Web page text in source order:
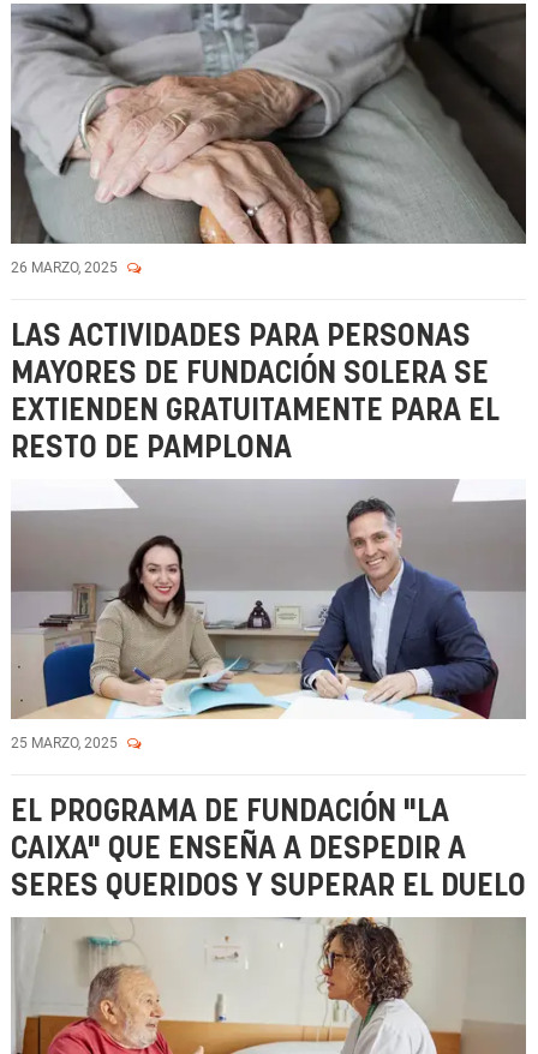
26 MARZO, 2025
LAS ACTIVIDADES PARA PERSONAS
MAYORES DE FUNDACIÓN SOLERA SE
EXTIENDEN GRATUITAMENTE PARA EL
RESTO DE PAMPLONA
25 MARZO, 2025
EL PROGRAMA DE FUNDACIÓN "LA
CAIXA" QUE ENSEÑA A DESPEDIR A
SERES QUERIDOS Y SUPERAR EL DUELO